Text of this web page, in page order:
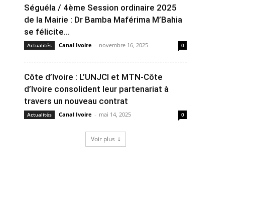
Séguéla / 4ème Session ordinaire 2025
de la Mairie : Dr Bamba Maférima M’Bahia
se félicite...
Actualités Canal Ivoire - novembre 16, 2025 0
Côte d’Ivoire : L’UNJCI et MTN-Côte
d’Ivoire consolident leur partenariat à
travers un nouveau contrat
Actualités Canal Ivoire - mai 14, 2025 0
Voir plus